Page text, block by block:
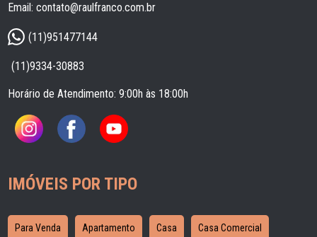
Email: contato@raulfranco.com.br
(11)951477144
(11)9334-30883
Horário de Atendimento: 9:00h às 18:00h
IMÓVEIS POR TIPO
Para Venda Apartamento Casa Casa Comercial